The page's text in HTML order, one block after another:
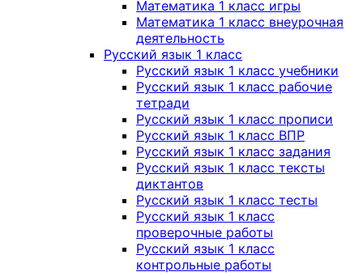
Математика 1 класс игры
Математика 1 класс внеурочная
деятельность
Русский язык 1 класс
Русский язык 1 класс учебники
Русский язык 1 класс рабочие
тетради
Русский язык 1 класс прописи
Русский язык 1 класс ВПР
Русский язык 1 класс задания
Русский язык 1 класс тексты
диктантов
Русский язык 1 класс тесты
Русский язык 1 класс
проверочные работы
Русский язык 1 класс
контрольные работы